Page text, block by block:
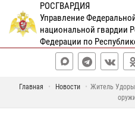
РОСГВАРДИЯ
Управление
национальной гвардии
Федерации по
Главная Новости
Житель Удоры